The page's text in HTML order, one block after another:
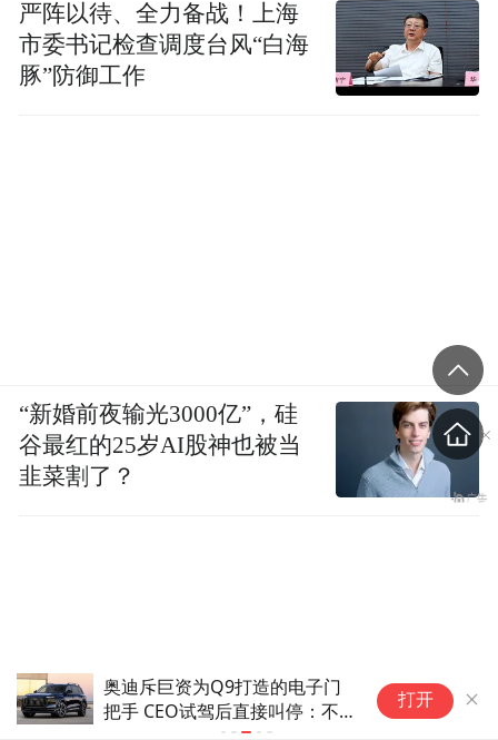
奥迪斥巨资为Q9打造的电子门
把手 CEO试驾后直接叫停：不
打开
严阵以待、全力备战！上海
市委书记检查调度台风“白海
豚”防御工作
“新婚前夜输光3000亿”，硅
谷最红的25岁AI股神也被当
韭菜割了？